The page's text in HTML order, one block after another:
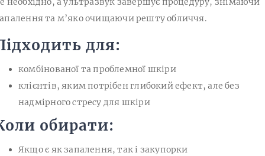
та м’яко очищаючи решту обличчя.
для:
комбінованої та проблемної шкіри
клієнтів, яким потрібен глибокий ефект, але без
надмірного стресу для шкіри
обирати:
Якщо є як запалення, так і закупорки